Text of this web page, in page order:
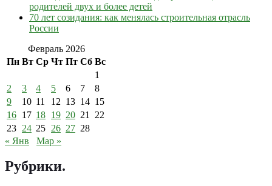
родителей двух и более детей
70 лет созидания: как менялась строительная отрасль
России
Февраль 2026
Пн Вт Ср Чт Пт Сб Вс
1
2
3 4 5 6 7
8
9
10 11 12 13 14 15
16 17 18 19 20 21
22
23 24 25 26 27 28
« Янв
Мар »
Рубрики.